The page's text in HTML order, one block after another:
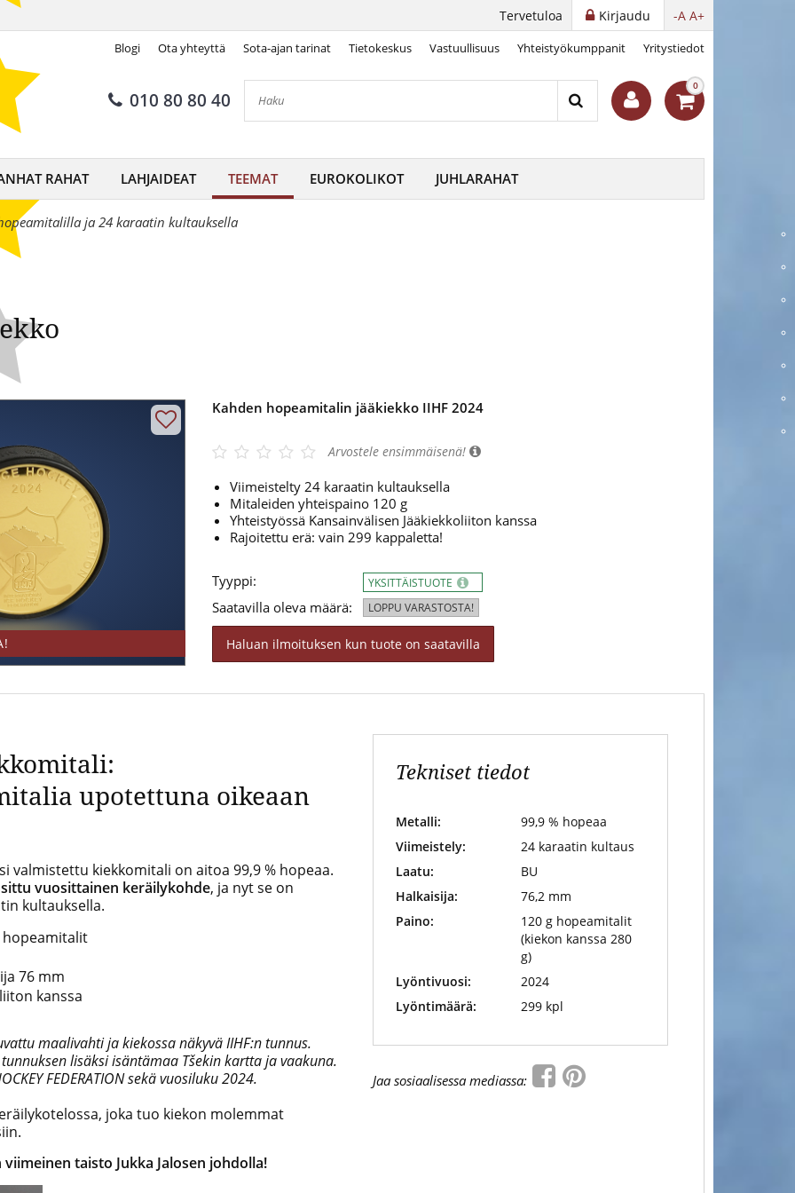
-A A+
Kirjaudu
Tervetuloa
Blogi Ota yhteyttä Sota-ajan tarinat Tietokeskus Vastuullisuus Yhteistyökumppanit Yritystiedot
010 80 80 40
0
RAHAT LAHJAIDEAT TEEMAT EUROKOLIKOT JUHLARAHAT
ja 24 karaatin kultauksella
Kahden hopeamitalin jääkiekko IIHF 2024
Arvostele ensimmäisenä!
Viimeistelty 24 karaatin kultauksella
Mitaleiden yhteispaino 120 g
Yhteistyössä Kansainvälisen Jääkiekkoliiton kanssa
Rajoitettu erä: vain 299 kappaletta!
Tyyppi:
Saatavilla oleva määrä:
YKSITTÄISTUOTE
LOPPU VARASTOSTA!
Haluan ilmoituksen kun tuote on saatavilla
upotettuna oikeaan
valmistettu kiekkomitali on aitoa 99,9 % hopeaa.
vuosittainen keräilykohde, ja nyt se on
kultauksella.
hopeamitalit
76 mm
kanssa
maalivahti ja kiekossa näkyvä IIHF:n tunnus.
lisäksi isäntämaa Tšekin kartta ja vaakuna.
FEDERATION sekä vuosiluku 2024.
joka tuo kiekon molemmat
taisto Jukka Jalosen johdolla!
Tekniset tiedot
Metalli:
99,9 % hopeaa
Viimeistely:
24 karaatin kultaus
Laatu:
BU
Halkaisija:
76,2 mm
Paino:
120 g hopeamitalit
(kiekon kanssa 280
g)
Lyöntivuosi:
2024
Lyöntimäärä:
299 kpl
Jaa sosiaalisessa mediassa:
Kahden hopeamitalin kiekko